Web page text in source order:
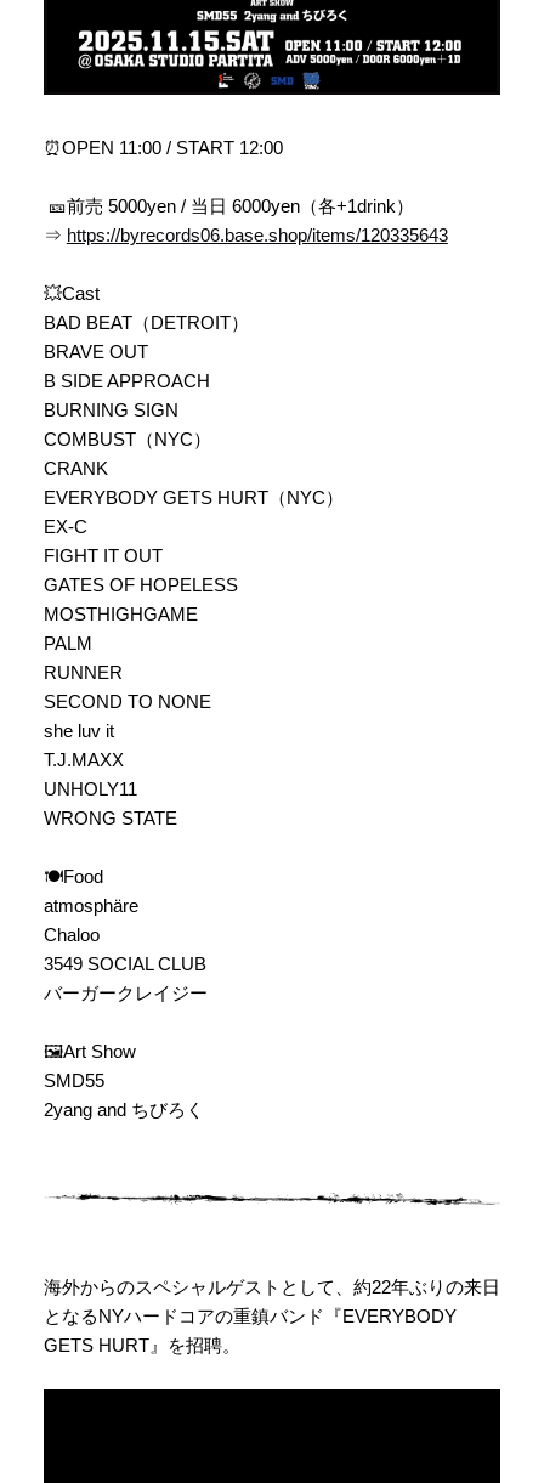
⏰OPEN 11:00 / START 12:00
🎫前売 5000yen / 当日 6000yen（各+1drink）
⇒ https://byrecords06.base.shop/items/120335643
💥Cast
BAD BEAT（DETROIT）
BRAVE OUT
B SIDE APPROACH
BURNING SIGN
COMBUST（NYC）
CRANK
EVERYBODY GETS HURT（NYC）
EX-C
FIGHT IT OUT
GATES OF HOPELESS
MOSTHIGHGAME
PALM
RUNNER
SECOND TO NONE
she luv it
T.J.MAXX
UNHOLY11
WRONG STATE
🍽️Food
atmosphäre
Chaloo
3549 SOCIAL CLUB
バーガークレイジー
🖼️Art Show
SMD55
2yang and ちびろく
海外からのスペシャルゲストとして、約22年ぶりの来日
となるNYハードコアの重鎮バンド『EVERYBODY
GETS HURT』を招聘。